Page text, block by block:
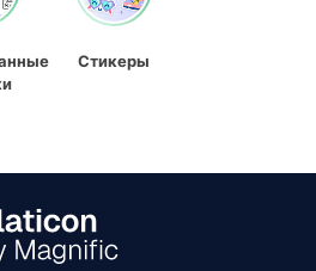
Стикеры